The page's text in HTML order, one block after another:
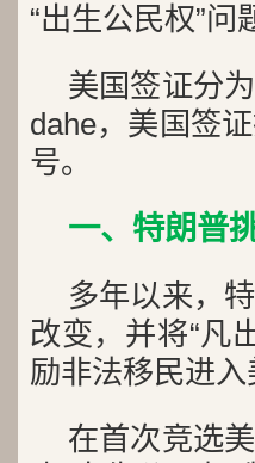
“出生公民权”
美国签证分
dahe，美国签
号。
一、特朗普
多年以来，
改变，并将“凡
励非法移民进入
在首次竞选